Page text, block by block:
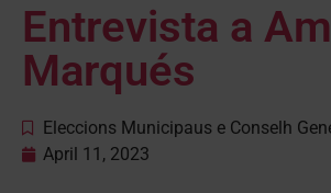
Entrevista a
Marqués
Eleccions Municipaus e Conselh
April 11, 2023